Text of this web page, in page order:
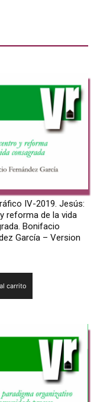
IV-2019. Jesús:
reforma de la vida
Bonifacio
García – Version
carrito